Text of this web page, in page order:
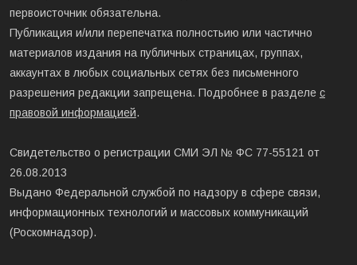
первоисточник обязательна.
Публикация и/или перепечатка полностьию или частично
материалов издания на публичных страницах, группах,
аккаунтах в любых социальных сетях без письменного
разрешения редакции запрещена. Подробнее в разделе с
правовой информацией.
Свидетельство о регистрации СМИ ЭЛ № ФС 77-55121 от
26.08.2013
Выдано Федеральной службой по надзору в сфере связи,
информационных технологий и массовых коммуникаций
(Роскомнадзор).